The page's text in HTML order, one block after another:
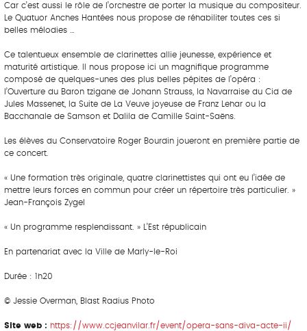
Car c’est aussi le rôle de l’orchestre de porter la musique du compositeur.
Le Quatuor Anches Hantées nous propose de réhabiliter toutes ces si
belles mélodies …
Ce talentueux ensemble de clarinettes allie jeunesse, expérience et
maturité artistique. Il nous propose ici un magnifique programme
composé de quelques-unes des plus belles pépites de l’opéra :
l’Ouverture du Baron tzigane de Johann Strauss, la Navarraise du Cid de
Jules Massenet, la Suite de La Veuve joyeuse de Franz Lehar ou la
Bacchanale de Samson et Dalila de Camille Saint-Saëns.
Les élèves du Conservatoire Roger Bourdin joueront en première partie de
ce concert.
« Une formation très originale, quatre clarinettistes qui ont eu l’idée de
mettre leurs forces en commun pour créer un répertoire très particulier. »
Jean-François Zygel
« Un programme resplendissant. » L’Est républicain
En partenariat avec la Ville de Marly-le-Roi
Durée : 1h20
© Jessie Overman, Blast Radius Photo
Site web : https://www.ccjeanvilar.fr/event/opera-sans-diva-acte-ii/